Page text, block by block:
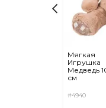
Мягкая
Игрушка
Медведь
см
#4940